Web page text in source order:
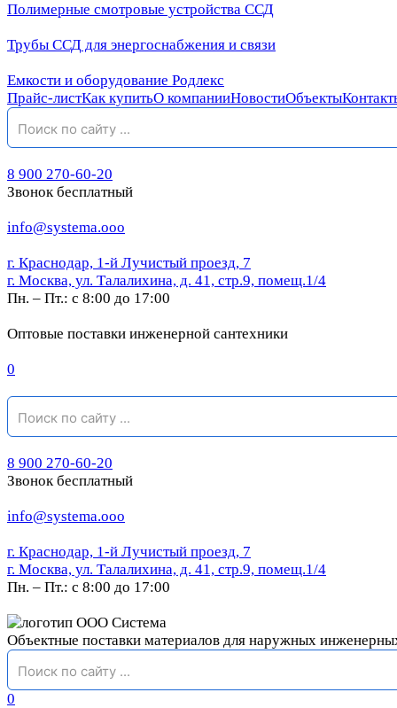
Полимерные смотровые устройства ССД
Трубы ССД для энергоснабжения и связи
Емкости и оборудование Родлекс
Прайс-листКак купитьО компанииНовостиОбъекты
8 900 270-60-20
Звонок бесплатный
info@systema.ooo
г. Краснодар, 1-й Лучистый проезд, 7
г. Москва, ул. Талалихина, д. 41, стр.9, помещ.1/4
Пн. – Пт.: с 8:00 до 17:00
Оптовые поставки инженерной сантехники
0
8 900 270-60-20
Звонок бесплатный
info@systema.ooo
г. Краснодар, 1-й Лучистый проезд, 7
г. Москва, ул. Талалихина, д. 41, стр.9, помещ.1/4
Пн. – Пт.: с 8:00 до 17:00
Объектные поставки материалов для наружных
0